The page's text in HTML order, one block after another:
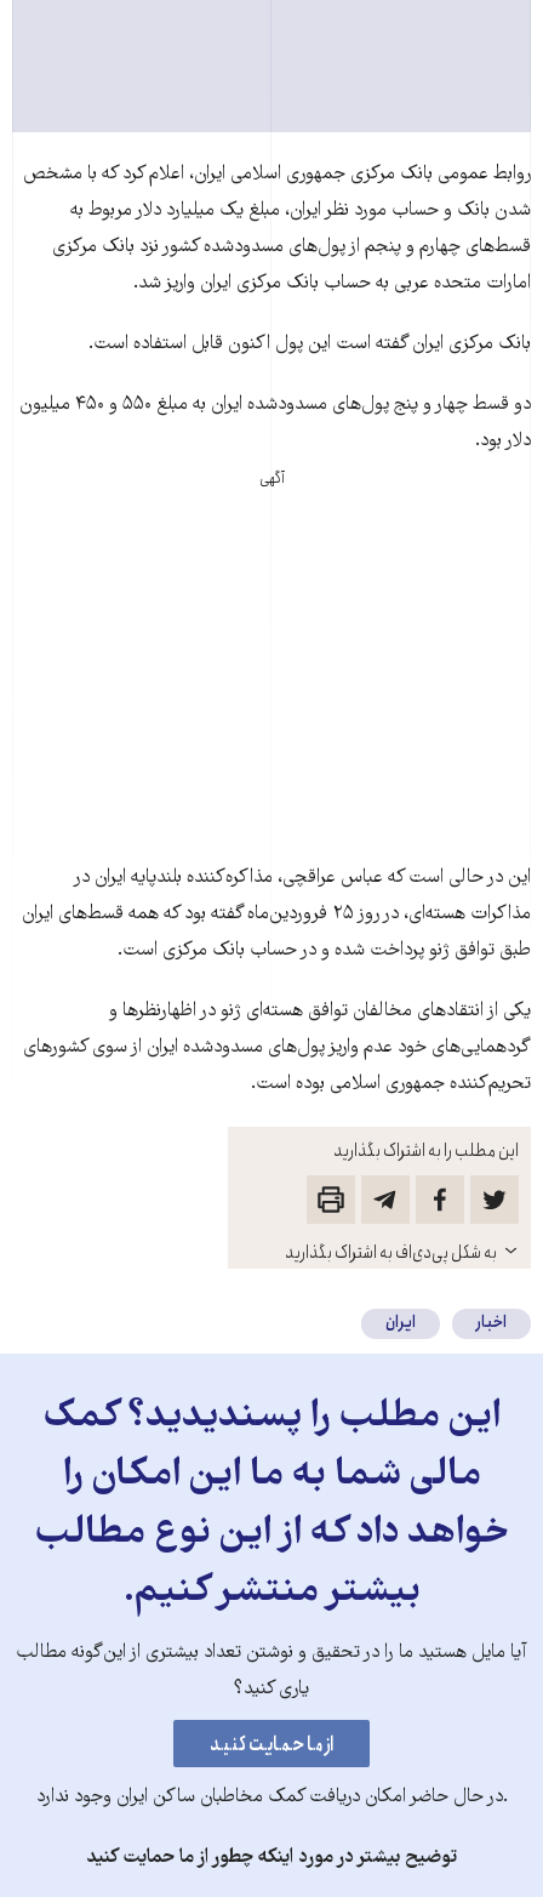
این مطلب را به اشتراک بگذارید
باز
کنید
به شکل پی‌دی‌اف به اشتراک بگذارید
روابط عمومی بانک مرکزی جمهوری اسلامی ايران، اعلام کرد که با مشخص
شدن بانک و حساب مورد نظر ايران، مبلغ يک ميليارد دلار مربوط به
قسط‌های چهارم و پنجم از پول‌های مسدودشده کشور نزد بانک مرکزی
امارات متحده عربی به حساب بانک مرکزی ايران واريز شد.
بانک مرکزی ایران گفته است این پول اکنون قابل استفاده است.
دو قسط چهار و پنج پول‌های مسدودشده ايران به مبلغ ۵۵۰ و ۴۵۰ میلیون
دلار بود.
آگهی
این در حالی است که عباس عراقچی، مذاکره‌کننده بلندپایه ایران در
مذاکرات هسته‌ای، در روز ۲۵ فروردین‌ماه گفته بود که همه قسط‌های ایران
طبق توافق ژنو پرداخت شده و در حساب بانک مرکزی است.
یکی از انتقادهای مخالفان توافق هسته‌ای ژنو در اظهارنظرها و
گردهمایی‌های خود عدم واریز پول‌های مسدودشده ایران از سوی کشورهای
تحریم‌کننده جمهوری اسلامی بوده است.
اخبار ایران
این مطلب را پسندیدید؟ کمک
مالی شما به ما این امکان را
خواهد داد که از این نوع مطالب
بیشتر منتشر کنیم.
آیا مایل هستید ما را در تحقیق و نوشتن تعداد بیشتری از این‌گونه مطالب
یاری کنید؟
.در حال حاضر امکان دریافت کمک مخاطبان ساکن ایران وجود ندارد
توضیح بیشتر در مورد اینکه چطور از ما حمایت کنید